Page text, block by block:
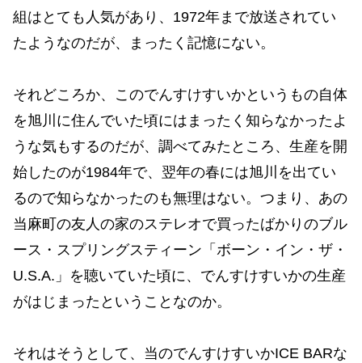
組はとても人気があり、1972年まで放送されてい
たようなのだが、まったく記憶にない。
それどころか、このでんすけすいかというもの自体
を旭川に住んでいた頃にはまったく知らなかったよ
うな気もするのだが、調べてみたところ、生産を開
始したのが1984年で、翌年の春には旭川を出てい
るので知らなかったのも無理はない。つまり、あの
当麻町の友人の家のステレオで買ったばかりのブル
ース・スプリングスティーン「ボーン・イン・ザ・
U.S.A.」を聴いていた頃に、でんすけすいかの生産
がはじまったということなのか。
それはそうとして、当のでんすけすいかICE BARな